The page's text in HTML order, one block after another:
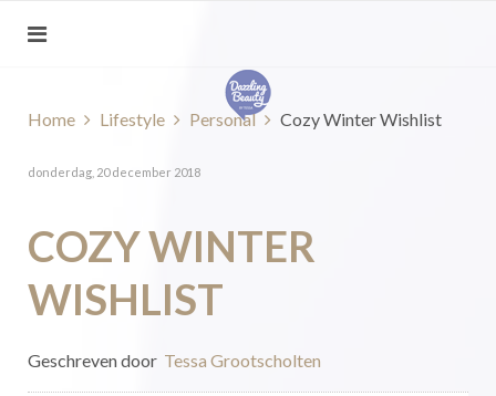
Home Lifestyle Personal Cozy Winter Wishlist
donderdag, 20 december 2018
COZY WINTER
WISHLIST
Geschreven door Tessa Grootscholten